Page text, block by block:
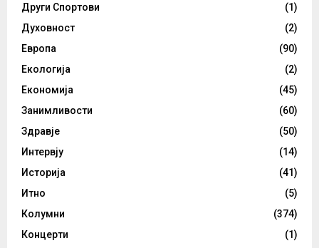
Други Спортови
(1)
Духовност
(2)
Европа
(90)
Екологија
(2)
Економија
(45)
Занимливости
(60)
Здравје
(50)
Интервју
(14)
Историја
(41)
Итно
(5)
Колумни
(374)
Концерти
(1)